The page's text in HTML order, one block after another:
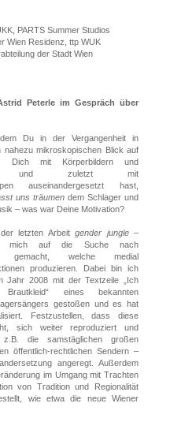
PARTS Summer Studios
Wien Residenz, ttp WUK
der Stadt Wien
Peterle im Gespräch über
Du in der Vergangenheit in
nahezu mikroskopischen Blick auf
Dich mit Körperbildern und
und zuletzt mit
auseinandergesetzt hast,
uns träumendem Schlager und
– was war Deine Motivation?
letzten Arbeitgender jungle –
auf die Suche nach
gemacht, welche medial
produzieren. Dabei bin ich
Jahr 2008 mit der Textzeile „Ich
eines bekannten
gestoßen und es hat
Festzustellen, dass diese
sich weiter reproduziert und
die samstäglichen großen
öffentlich-rechtlichen Sendern –
angeregt. Außerdem
im Umgang mit Trachten
von Tradition und Regionalität
wie etwa die neue Wiener